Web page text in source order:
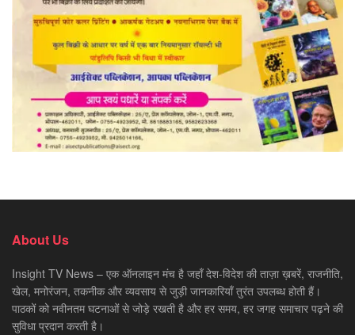
About Us
Insight TV News – एक ऑनलाइन मंच है जहाँ देश-विदेश की ताज़ा ख़बरें, राजनीति,
खेल, मनोरंजन, तकनीक और व्यवसाय से जुड़ी जानकारियाँ तुरंत उपलब्ध होती हैं।
पाठकों को नवीनतम घटनाओं से जोड़े रखती है और हर समय, हर जगह समाचार पढ़ने की
सुविधा प्रदान करती है।